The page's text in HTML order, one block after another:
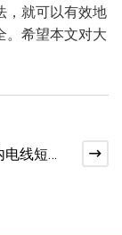
，就可以有效地
。希望本文对大
电线短